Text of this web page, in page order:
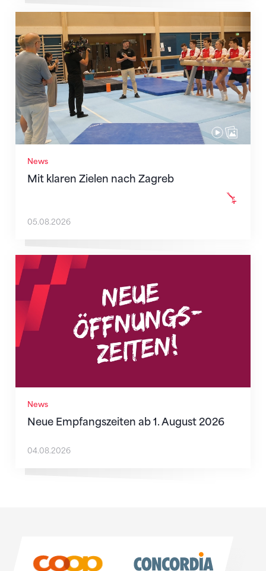
News
Mit klaren Zielen nach Zagreb
Mit klaren Zielen nach Zagreb
05.08.2026
News
Neue Empfangszeiten ab 1. August 2026
Neue Empfangszeiten ab 1. August 2026
04.08.2026